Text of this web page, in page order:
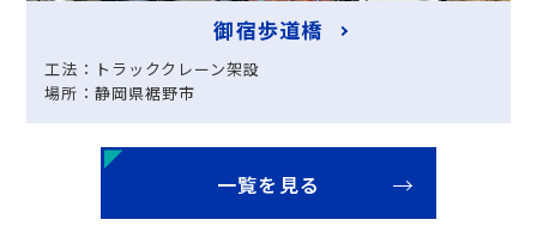
御宿歩道橋
工法：トラッククレーン架設
場所：静岡県裾野市
一覧を見る